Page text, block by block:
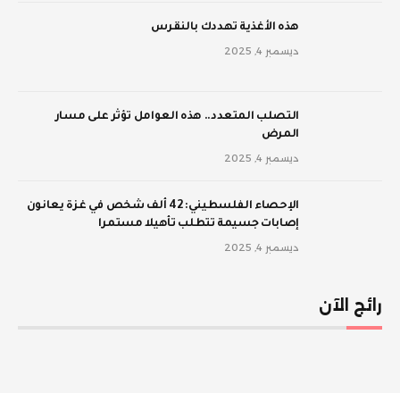
‫هذه الأغذية تهددك بالنقرس
ديسمبر 4, 2025
‫التصلب المتعدد.. هذه العوامل تؤثر على مسار
المرض
ديسمبر 4, 2025
الإحصاء الفلسطيني: 42 ألف شخص في غزة يعانون
إصابات جسيمة تتطلب تأهيلا مستمرا
ديسمبر 4, 2025
رائج الآن